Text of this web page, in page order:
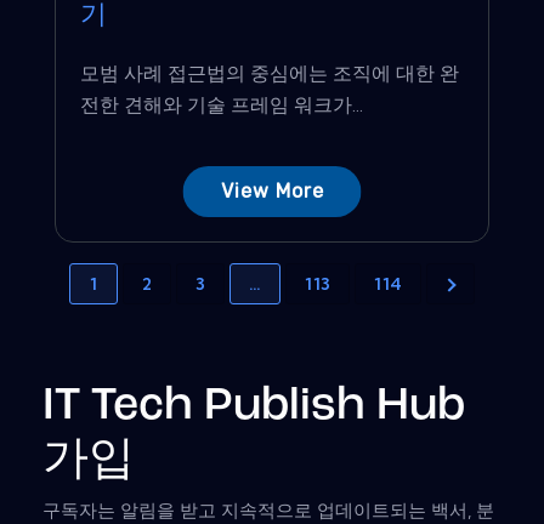
기
모범 사례 접근법의 중심에는 조직에 대한 완
전한 견해와 기술 프레임 워크가...
View More
1 2 3 … 113 114
IT Tech Publish Hub
가입
구독자는 알림을 받고 지속적으로 업데이트되는 백서, 분